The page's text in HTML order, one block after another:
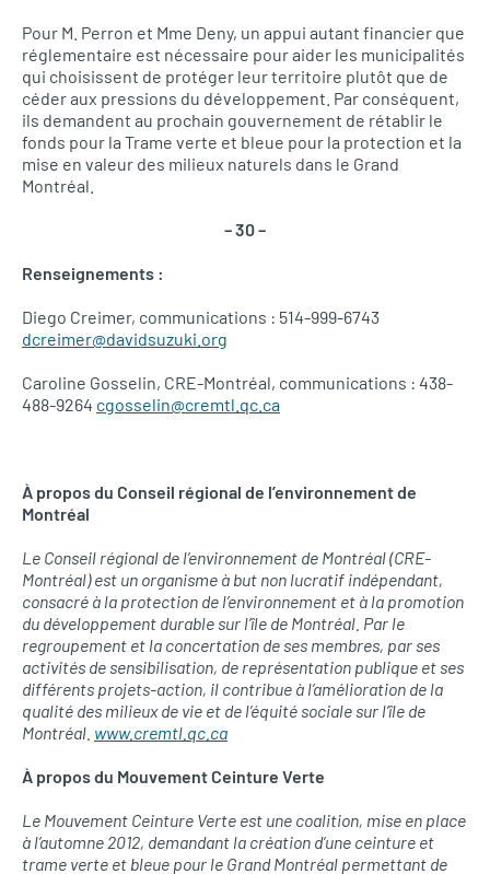
Pour M. Perron et Mme Deny, un appui autant financier que
réglementaire est nécessaire pour aider les municipalités
qui choisissent de protéger leur territoire plutôt que de
céder aux pressions du développement. Par conséquent,
ils demandent au prochain gouvernement de rétablir le
fonds pour la Trame verte et bleue pour la protection et la
mise en valeur des milieux naturels dans le Grand
Montréal.
– 30 –
Renseignements :
Diego Creimer, communications : 514-999-6743
dcreimer@davidsuzuki.org
Caroline Gosselin, CRE-Montréal, communications : 438-
488-9264 cgosselin@cremtl.qc.ca
À propos du Conseil régional de l’environnement de
Montréal
Le Conseil régional de l’environnement de Montréal (CRE-
Montréal) est un organisme à but non lucratif indépendant,
consacré à la protection de l’environnement et à la promotion
du développement durable sur l’île de Montréal. Par le
regroupement et la concertation de ses membres, par ses
activités de sensibilisation, de représentation publique et ses
différents projets-action, il contribue à l’amélioration de la
qualité des milieux de vie et de l’équité sociale sur l’île de
Montréal. www.cremtl.qc.ca
À propos du Mouvement Ceinture Verte
Le Mouvement Ceinture Verte est une coalition, mise en place
à l’automne 2012, demandant la création d’une ceinture et
trame verte et bleue pour le Grand Montréal permettant de